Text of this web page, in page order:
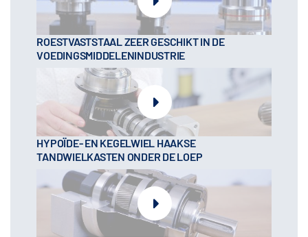
ROESTVASTSTAAL ZEER GESCHIKT IN DE
VOEDINGSMIDDELENINDUSTRIE
HYPOÏDE- EN KEGELWIEL HAAKSE
TANDWIELKASTEN ONDER DE LOEP